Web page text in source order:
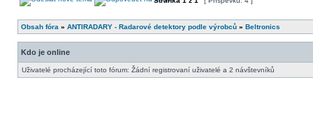
Obsah fóra » ANTIRADARY - Radarové detektory podle výrobců » Beltronics
Kdo je online
Uživatelé procházející toto fórum: Žádní registrovaní uživatelé a 2 návštevníků